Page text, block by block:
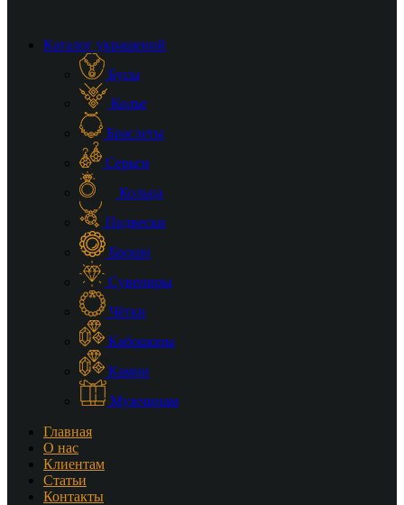
Каталог украшений
Бусы
Колье
Браслеты
Серьги
Кольца
Подвески
Броши
Сувениры
Чётки
Кабошоны
Камни
Мужчинам
Главная
О нас
Клиентам
Статьи
Контакты